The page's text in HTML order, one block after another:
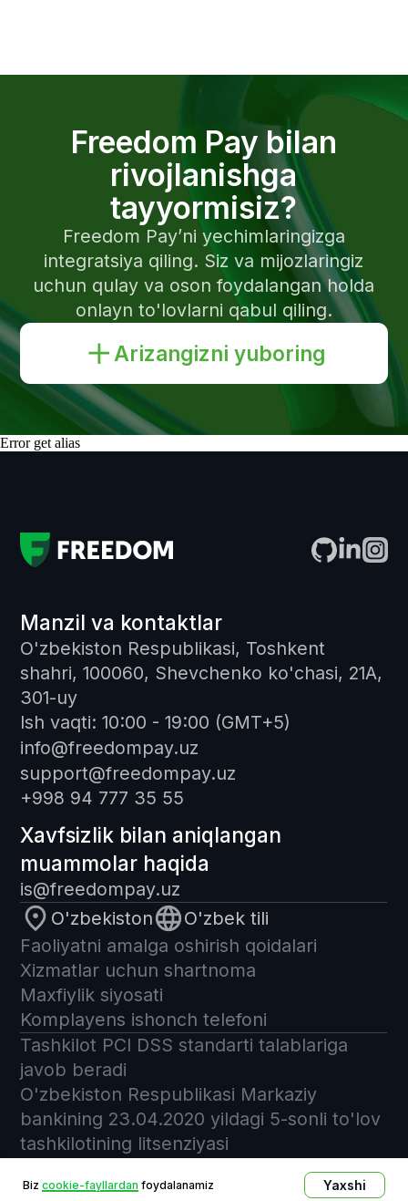
Biz cookie-fayllardan foydalanamiz Yaxshi
Error get alias